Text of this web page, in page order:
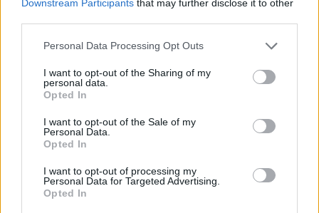
Downstream Participants that may further disclose it to other
Personal Data Processing Opt Outs
I want to opt-out of the Sharing of my
personal data.
Opted In
I want to opt-out of the Sale of my
Personal Data.
Opted In
I want to opt-out of processing my
Personal Data for Targeted Advertising.
Opted In